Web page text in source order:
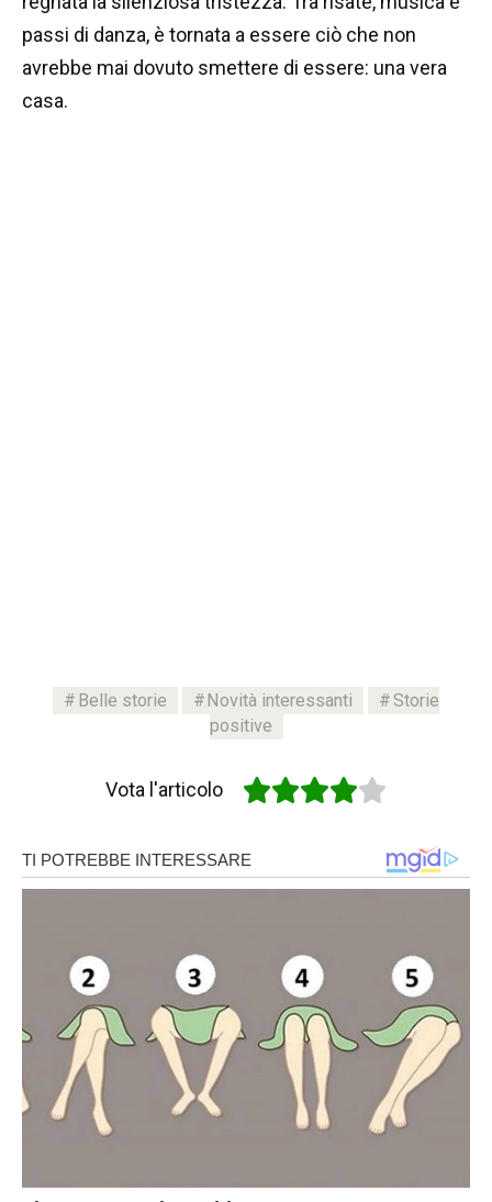
passi di danza, è tornata a essere ciò che non
avrebbe mai dovuto smettere di essere: una vera
casa.
Belle storie Novità interessanti
Storie
positive
Vota l'articolo